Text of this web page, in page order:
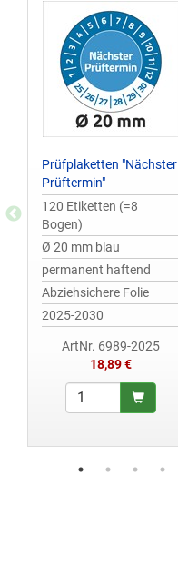
Prüfplaketten "Nächster
Prüftermin"
120 Etiketten (=8
Bogen)
Ø 20 mm blau
permanent haftend
Abziehsichere Folie
2025-2030
ArtNr. 6989-2025
18,89 €